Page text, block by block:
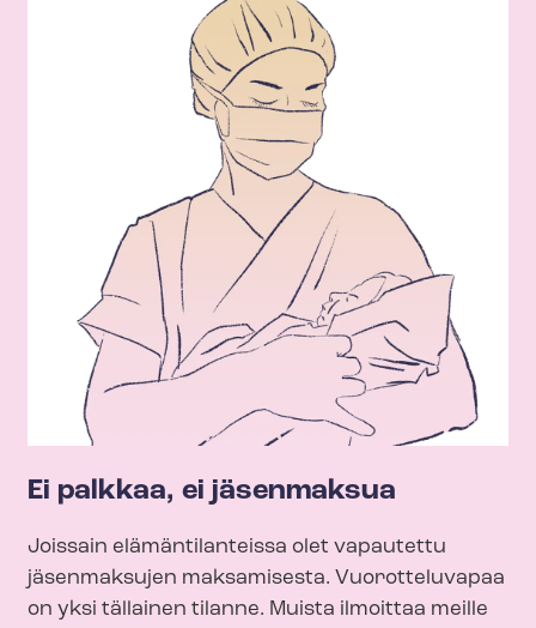
Ei palkkaa, ei jäsenmaksua
Joissain elämäntilanteissa olet vapautettu
jäsenmaksujen maksamisesta. Vuorotteluvapaa
on yksi tällainen tilanne. Muista ilmoittaa meille